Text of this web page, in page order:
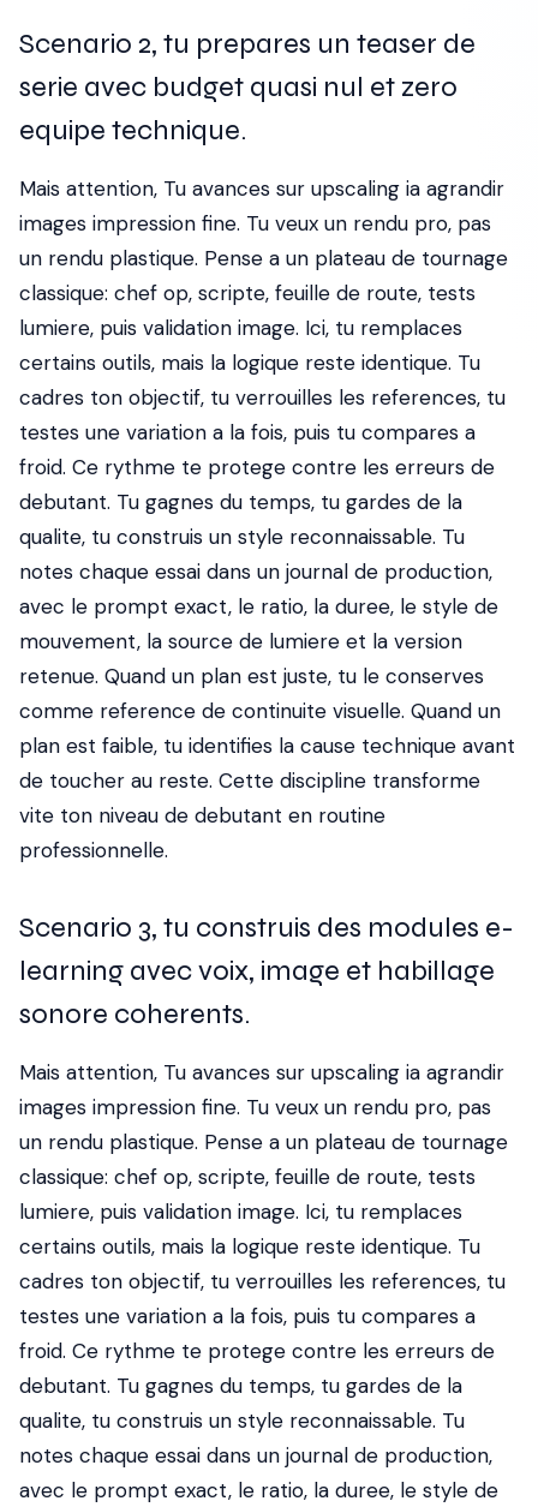
Scenario 2, tu prepares un teaser de
serie avec budget quasi nul et zero
equipe technique.
Mais attention, Tu avances sur upscaling ia agrandir
images impression fine. Tu veux un rendu pro, pas
un rendu plastique. Pense a un plateau de tournage
classique: chef op, scripte, feuille de route, tests
lumiere, puis validation image. Ici, tu remplaces
certains outils, mais la logique reste identique. Tu
cadres ton objectif, tu verrouilles les references, tu
testes une variation a la fois, puis tu compares a
froid. Ce rythme te protege contre les erreurs de
debutant. Tu gagnes du temps, tu gardes de la
qualite, tu construis un style reconnaissable. Tu
notes chaque essai dans un journal de production,
avec le prompt exact, le ratio, la duree, le style de
mouvement, la source de lumiere et la version
retenue. Quand un plan est juste, tu le conserves
comme reference de continuite visuelle. Quand un
plan est faible, tu identifies la cause technique avant
de toucher au reste. Cette discipline transforme
vite ton niveau de debutant en routine
professionnelle.
Scenario 3, tu construis des modules e-
learning avec voix, image et habillage
sonore coherents.
Mais attention, Tu avances sur upscaling ia agrandir
images impression fine. Tu veux un rendu pro, pas
un rendu plastique. Pense a un plateau de tournage
classique: chef op, scripte, feuille de route, tests
lumiere, puis validation image. Ici, tu remplaces
certains outils, mais la logique reste identique. Tu
cadres ton objectif, tu verrouilles les references, tu
testes une variation a la fois, puis tu compares a
froid. Ce rythme te protege contre les erreurs de
debutant. Tu gagnes du temps, tu gardes de la
qualite, tu construis un style reconnaissable. Tu
notes chaque essai dans un journal de production,
avec le prompt exact, le ratio, la duree, le style de